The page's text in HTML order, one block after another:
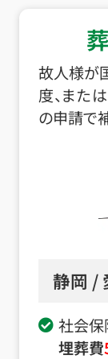
故人様が
度、また
の申請で
静岡 /
社会保
埋葬費